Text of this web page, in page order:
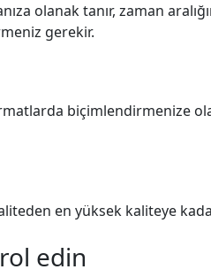
olanak tanır, zaman
gerekir.
biçimlendirmenize
en yüksek kaliteye
edin